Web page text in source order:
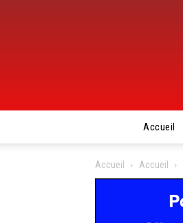
Accueil
Accueil Accueil